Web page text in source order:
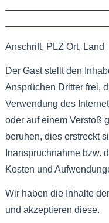
Anschrift, PLZ Ort, Land
Der Gast stellt den
Ansprüchen Dritter frei,
Verwendung des
oder auf einem Verstoß
beruhen, dies erstreckt
Inanspruchnahme bzw.
Kosten und
Wir haben die Inhalte
und akzeptieren diese.